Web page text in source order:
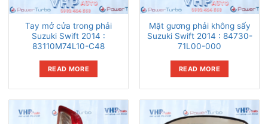
Tay mở cửa trong phải
Suzuki Swift 2014 :
83110M74L10-C48
READ MORE
Mặt gương phải không sấy
Suzuki Swift 2014 : 84730-
71L00-000
READ MORE